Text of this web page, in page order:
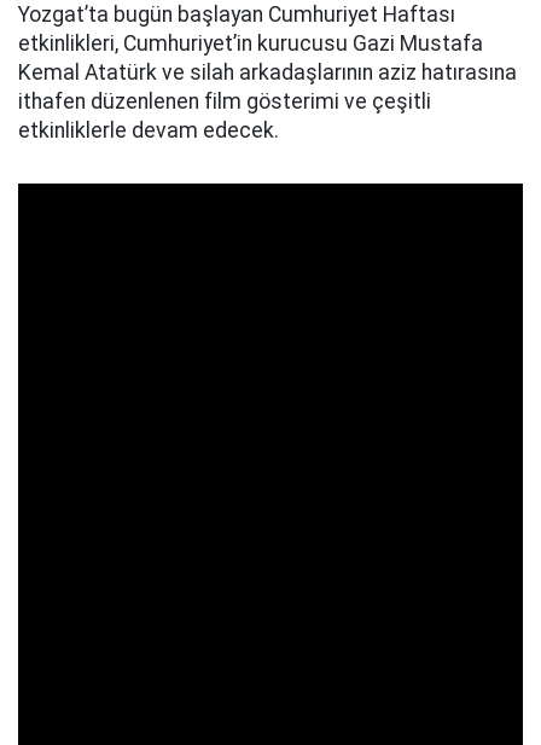
Yozgat’ta bugün başlayan Cumhuriyet Haftası
etkinlikleri, Cumhuriyet’in kurucusu Gazi Mustafa
Kemal Atatürk ve silah arkadaşlarının aziz hatırasına
ithafen düzenlenen film gösterimi ve çeşitli
etkinliklerle devam edecek.